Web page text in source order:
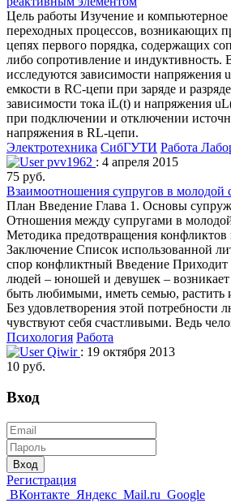
Цель работы Изучение и компьютерное
переходных процессов, возникающих
цепях первого порядка, содержащих
либо сопротивление и индуктивность.
исследуются зависимости напряжения
емкости в RC-цепи при заряде и
зависимости тока iL(t) и напряжения
при подключении и отключении
напряжения в RL-цепи.
Электротехника СибГУТИ Работа
pvv1962 : 4 апреля 2015
75 руб.
Взаимоотношения супругов в молодой
План Введение Глава 1. Основы
Отношения между супругами в молодой
Методика предотвращения конфликтов
Заключение Список использованной
спор конфликтный Введение
людей – юношей и девушек –
быть любимыми, иметь семью, растить
Без удовлетворения этой потребности
чувствуют себя счастливыми. Ведь
Психология Работа
Qiwir : 19 октября 2013
10 руб.
Вход
Вход
Регистрация
ВКонтакте Яндекс Mail.ru Google